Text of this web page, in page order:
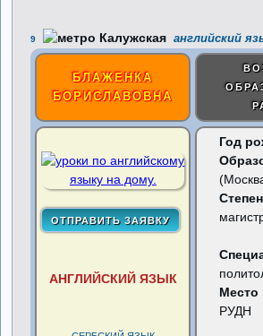
9 английский
БЛАЖЕНКА
БОРИСЛАВОВНА
АНГЛИЙСКИЙ ЯЗЫК
Год
Место
РУДН